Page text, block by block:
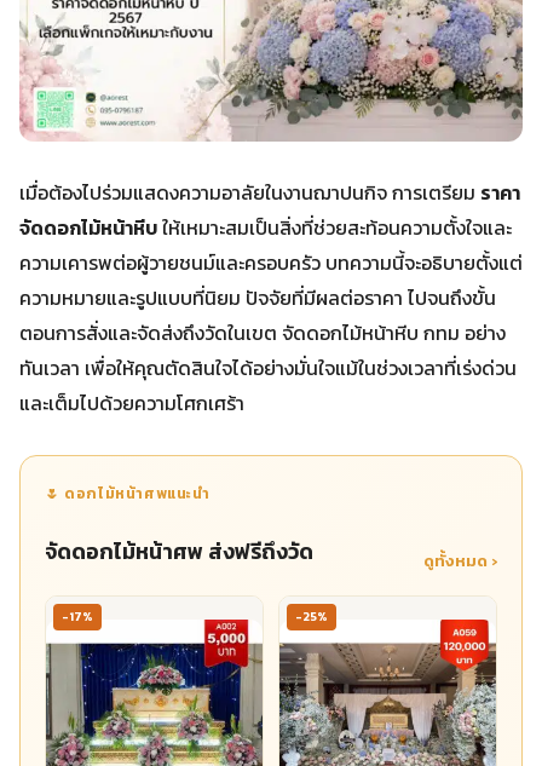
เมื่อต้องไปร่วมแสดงความอาลัยในงานฌาปนกิจ การเตรียม ราคา
จัดดอกไม้หน้าหีบให้เหมาะสมเป็นสิ่งที่ช่วยสะท้อนความตั้งใจและ
ความเคารพต่อผู้วายชนม์และครอบครัว บทความนี้จะอธิบายตั้งแต่
ความหมายและรูปแบบที่นิยม ปัจจัยที่มีผลต่อราคา ไปจนถึงขั้น
ตอนการสั่งและจัดส่งถึงวัดในเขต จัดดอกไม้หน้าหีบ กทม อย่าง
ทันเวลา เพื่อให้คุณตัดสินใจได้อย่างมั่นใจแม้ในช่วงเวลาที่เร่งด่วน
และเต็มไปด้วยความโศกเศร้า
🌷 ดอกไม้หน้าศพแนะนำ
จัดดอกไม้หน้าศพ ส่งฟรีถึงวัด ดูทั้งหมด ›
-17% -25%